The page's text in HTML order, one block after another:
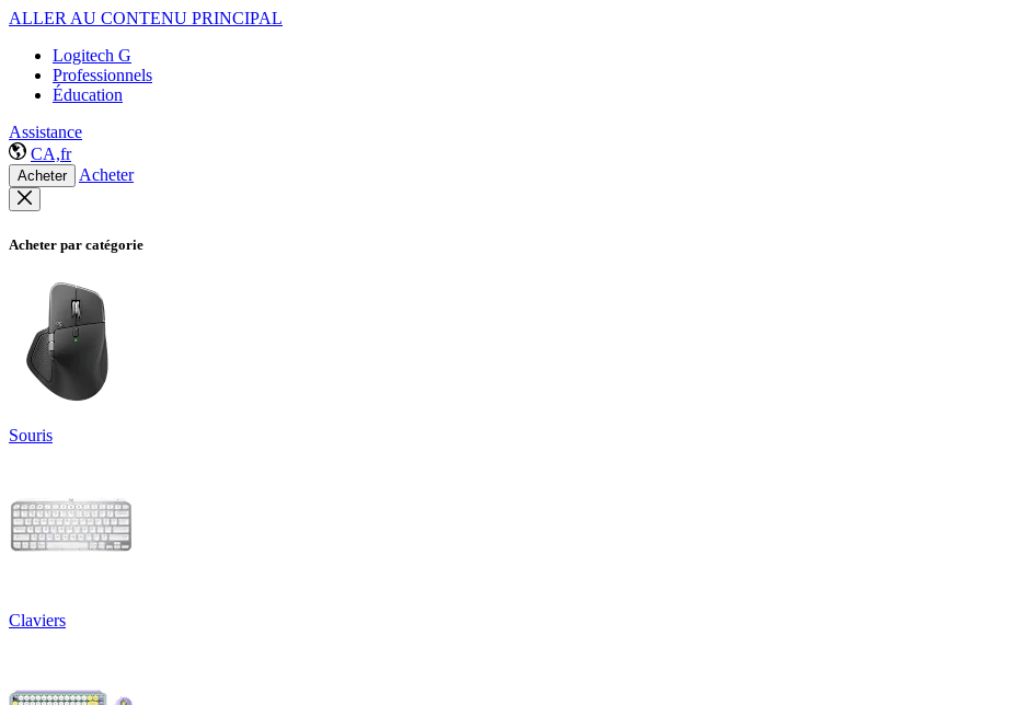
ALLER AU CONTENU PRINCIPAL
Logitech G
Professionnels
Éducation
Assistance
CA,fr
Acheter Acheter
Acheter par catégorie
Souris
Claviers